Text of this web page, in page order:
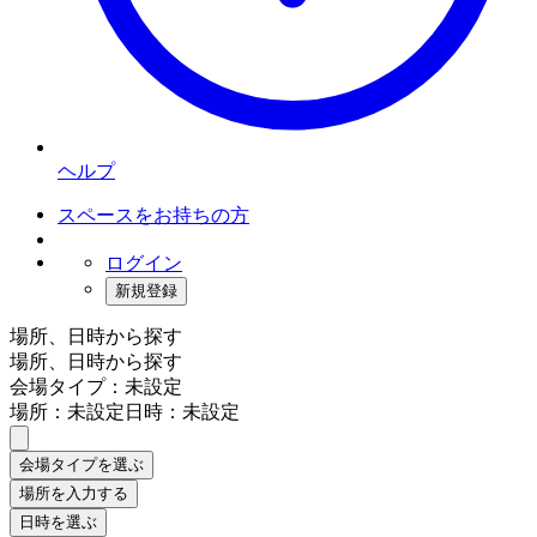
ヘルプ
スペースをお持ちの方
ログイン
新規登録
場所、日時から探す
場所、日時から探す
会場タイプ：未設定
場所：未設定日時：未設定
会場タイプを選ぶ
場所を入力する
日時を選ぶ